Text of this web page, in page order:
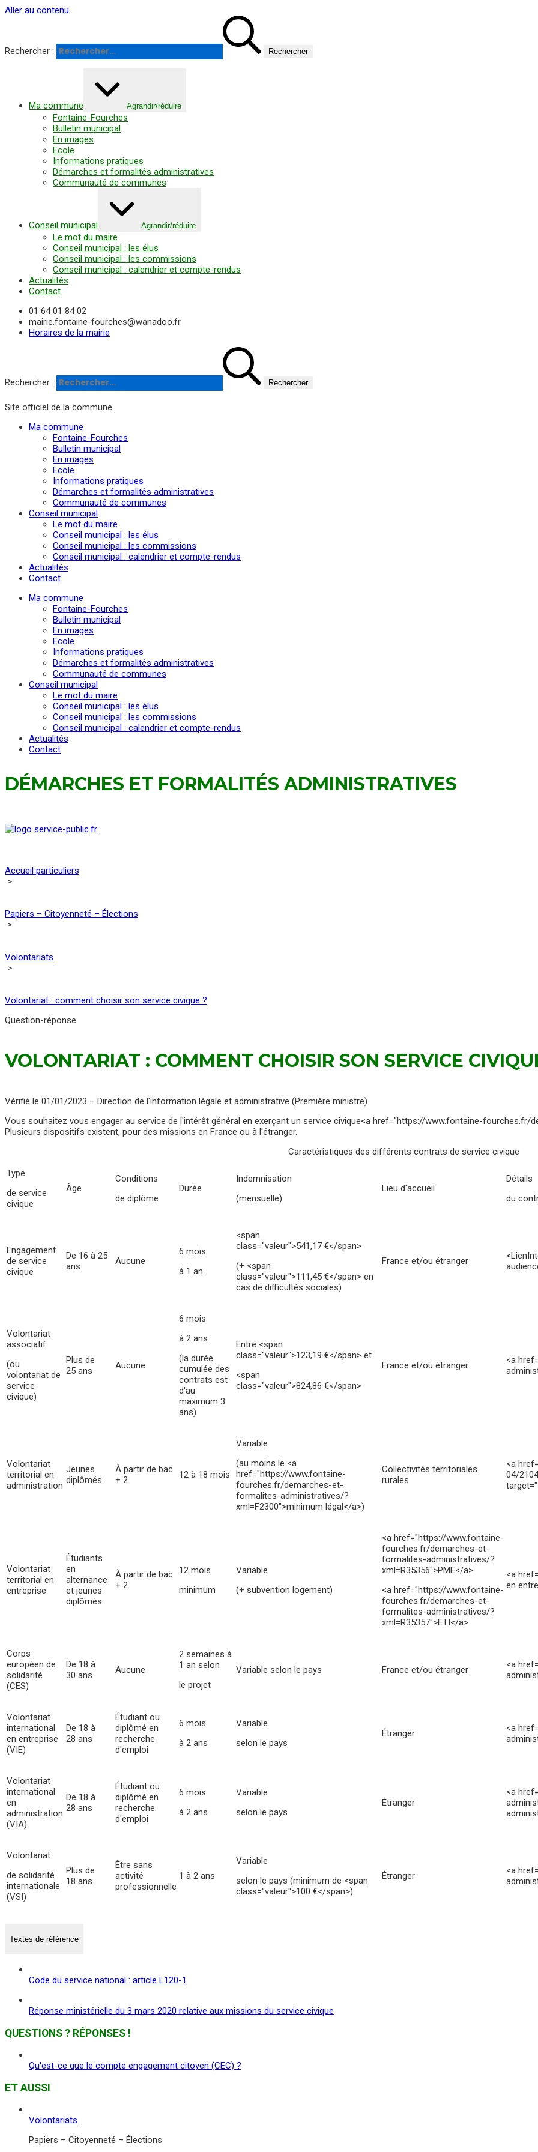
Panneau de gestion des cookies
Aller au contenu
Rechercher :
Ma commune Agrandir/réduire
Fontaine-Fourches
Bulletin municipal
En images
Ecole
Informations pratiques
Démarches et formalités administratives
Communauté de communes
Conseil municipal Agrandir/réduire
Le mot du maire
Conseil municipal : les élus
Conseil municipal : les commissions
Conseil municipal : calendrier et compte-rendus
Actualités
Contact
01 64 01 84 02
mairie.fontaine-fourches@wanadoo.fr
Horaires de la mairie
Rechercher :
Site officiel de la commune
Ma commune
Fontaine-Fourches
Bulletin municipal
En images
Ecole
Informations pratiques
Démarches et formalités administratives
Communauté de communes
Conseil municipal
Le mot du maire
Conseil municipal : les élus
Conseil municipal : les commissions
Conseil municipal : calendrier et compte-rendus
Actualités
Contact
Ma commune
Fontaine-Fourches
Bulletin municipal
En images
Ecole
Informations pratiques
Démarches et formalités administratives
Communauté de communes
Conseil municipal
Le mot du maire
Conseil municipal : les élus
Conseil municipal : les commissions
Conseil municipal : calendrier et compte-rendus
Actualités
Contact
DÉMARCHES ET FORMALITÉS ADMINISTRATIVES
Accueil particuliers
>
Papiers – Citoyenneté – Élections
>
Volontariats
>
Volontariat : comment choisir son service civique ?
Question-réponse
VOLONTARIAT : COMMENT CHOISIR SON SERVICE
Vérifié le 01/01/2023 – Direction de l'information légale et administrative (Première ministre)
Vous souhaitez vous engager au service de l'intérêt général en exerçant un service civique<a href="https://www.fontaine-
Plusieurs dispositifs existent, pour des missions en France ou à l'étranger.
Caractéristiques des différents contrats de service civique
Type
de service
civique
Âge
Conditions
de diplôme
Durée
Indemnisation
(mensuelle)
Lieu d'accueil
Détails
du
Engagement
de service
civique
De 16 à 25
ans
Aucune
6 mois
à 1 an
<span
class="valeur">541,17 €</span>
(+ <span
class="valeur">111,45 €</span> en
cas de difficultés sociales)
France et/ou étranger
Volontariat
associatif
(ou
volontariat de
service
civique)
Plus de
25 ans
Aucune
6 mois
à 2 ans
(la durée
cumulée des
contrats est
d'au
maximum 3
ans)
Entre <span
class="valeur">123,19 €</span> et
<span
class="valeur">824,86 €</span>
France et/ou étranger
<a
Volontariat
territorial en
administration
Jeunes
diplômés
À partir de bac
+ 2
12 à 18 mois
Variable
(au moins le <a
href="https://www.fontaine-
fourches.fr/demarches-et-
formalites-administratives/?
xml=F2300">minimum légal</a>)
Collectivités territoriales
rurales
<a
04/
Volontariat
territorial en
entreprise
Étudiants
en
alternance
et jeunes
diplômés
À partir de bac
+ 2
12 mois
minimum
Variable
(+ subvention logement)
<a href="https://www.fontaine-
fourches.fr/demarches-et-
formalites-administratives/?
xml=R35356">PME</a>
<a href="https://www.fontaine-
fourches.fr/demarches-et-
formalites-administratives/?
xml=R35357">ETI</a>
<a
en
Corps
européen de
solidarité
(CES)
De 18 à
30 ans
Aucune
2 semaines à
1 an selon
le projet
Variable selon le pays France et/ou étranger
<a
Volontariat
international
en entreprise
(VIE)
De 18 à
28 ans
Étudiant ou
diplômé en
recherche
d'emploi
6 mois
à 2 ans
Variable
selon le pays
Étranger
<a
Volontariat
international
en
administration
(VIA)
De 18 à
28 ans
Étudiant ou
diplômé en
recherche
d'emploi
6 mois
à 2 ans
Variable
selon le pays
Étranger
<a
Volontariat
de solidarité
internationale
(VSI)
Plus de
18 ans
Être sans
activité
professionnelle
1 à 2 ans
Variable
selon le pays (minimum de <span
class="valeur">100 €</span>)
Étranger
<a
Textes de référence
Code du service national : article L120-1
Réponse ministérielle du 3 mars 2020 relative aux missions du service civique
QUESTIONS ? RÉPONSES !
Qu'est-ce que le compte engagement citoyen (CEC) ?
ET AUSSI
Volontariats
Papiers – Citoyenneté – Élections